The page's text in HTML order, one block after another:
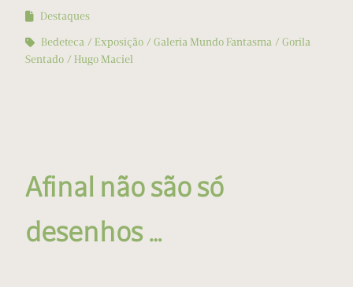
Destaques
Bedeteca
Exposição Galeria Mundo Fantasma
Gorila
Sentado
Hugo Maciel
Afinal não são só
desenhos …